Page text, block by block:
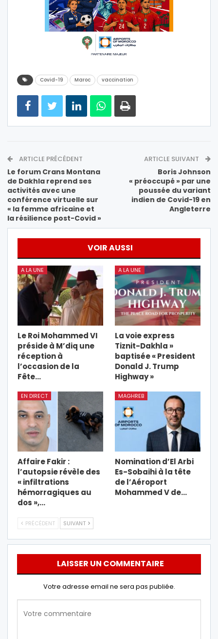
Covid-19 Maroc vaccination
ARTICLE PRÉCÉDENT
Le forum Crans Montana
de Dakhla reprend ses
activités avec une
conférence virtuelle sur
« la femme africaine et
la résilience post-Covid »
ARTICLE SUIVANT
Boris Johnson
« préoccupé » par une
poussée du variant
indien de Covid-19 en
Angleterre
VOIR AUSSI
A LA UNE
Le Roi Mohammed VI
préside à M’diq une
réception à
l’occasion de la
Fête…
A LA UNE
La voie express
Tiznit-Dakhla »
baptisée « President
Donald J. Trump
Highway »
EN DIRECT
Affaire Fakir :
l’autopsie révèle des
« infiltrations
hémorragiques au
dos »,…
MAGHREB
Nomination d’El Arbi
Es-Sobaihi à la tête
de l’Aéroport
Mohammed V de…
PRÉCÉDENT SUIVANT
LAISSER UN COMMENTAIRE
Votre adresse email ne sera pas publiée.